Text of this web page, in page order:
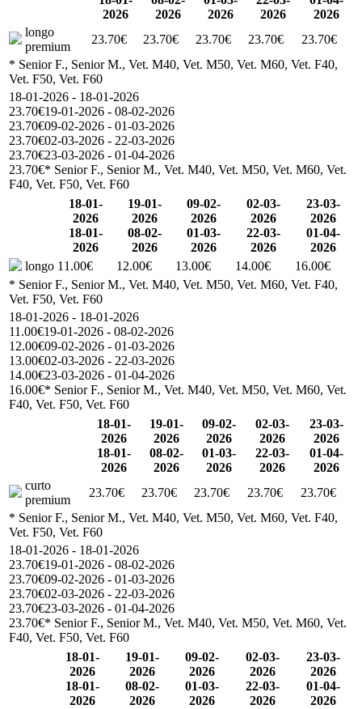
2026
2026
2026
2026
2026
longo
premium
23.70€ 23.70€ 23.70€ 23.70€
23.70€
* Senior F., Senior M., Vet. M40, Vet. M50, Vet. M60, Vet. F40,
Vet. F50, Vet. F60
18-01-2026 - 18-01-2026
23.70€19-01-2026 - 08-02-2026
23.70€09-02-2026 - 01-03-2026
23.70€02-03-2026 - 22-03-2026
23.70€23-03-2026 - 01-04-2026
23.70€* Senior F., Senior M., Vet. M40, Vet. M50, Vet. M60, Vet.
F40, Vet. F50, Vet. F60
18-01-
2026
18-01-
2026
19-01-
2026
08-02-
2026
09-02-
2026
01-03-
2026
02-03-
2026
22-03-
2026
23-03-
2026
01-04-
2026
longo 11.00€ 12.00€ 13.00€ 14.00€
16.00€
* Senior F., Senior M., Vet. M40, Vet. M50, Vet. M60, Vet. F40,
Vet. F50, Vet. F60
18-01-2026 - 18-01-2026
11.00€19-01-2026 - 08-02-2026
12.00€09-02-2026 - 01-03-2026
13.00€02-03-2026 - 22-03-2026
14.00€23-03-2026 - 01-04-2026
16.00€* Senior F., Senior M., Vet. M40, Vet. M50, Vet. M60, Vet.
F40, Vet. F50, Vet. F60
18-01-
2026
18-01-
2026
19-01-
2026
08-02-
2026
09-02-
2026
01-03-
2026
02-03-
2026
22-03-
2026
23-03-
2026
01-04-
2026
curto
premium
23.70€ 23.70€ 23.70€ 23.70€
23.70€
* Senior F., Senior M., Vet. M40, Vet. M50, Vet. M60, Vet. F40,
Vet. F50, Vet. F60
18-01-2026 - 18-01-2026
23.70€19-01-2026 - 08-02-2026
23.70€09-02-2026 - 01-03-2026
23.70€02-03-2026 - 22-03-2026
23.70€23-03-2026 - 01-04-2026
23.70€* Senior F., Senior M., Vet. M40, Vet. M50, Vet. M60, Vet.
F40, Vet. F50, Vet. F60
18-01-
2026
18-01-
2026
19-01-
2026
08-02-
2026
09-02-
2026
01-03-
2026
02-03-
2026
22-03-
2026
23-03-
2026
01-04-
2026